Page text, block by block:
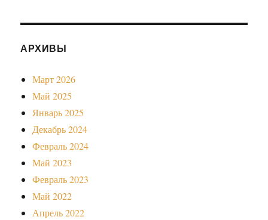
АРХИВЫ
Март 2026
Май 2025
Январь 2025
Декабрь 2024
Февраль 2024
Май 2023
Февраль 2023
Май 2022
Апрель 2022